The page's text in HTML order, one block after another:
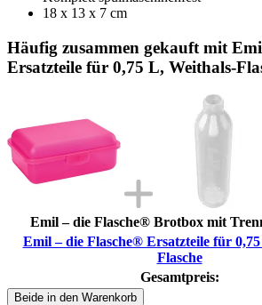
18 x 13 x 7 cm
Häufig zusammen gekauft mit
Ersatzteile für 0,75 L, Weithals-
Emil – die Flasche® Brotbox mit
Emil – die Flasche® Ersatzteile für
Flasche
Gesamtpreis:
Beide in den Warenkorb